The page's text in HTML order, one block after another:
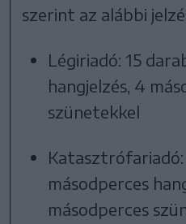
szerint az alábbi
Légiriadó: 15
hangjelzés, 4
szünetekkel
Katasztrófariadó:
másodperces
másodperces